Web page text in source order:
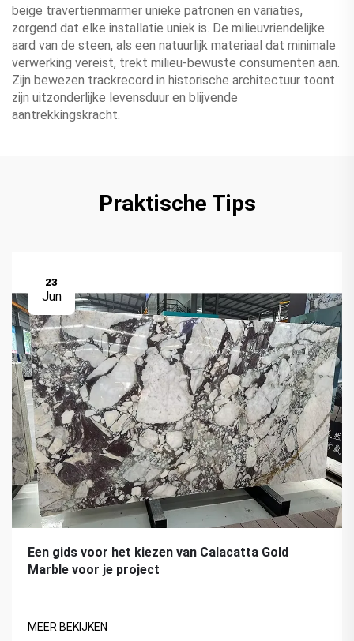
beige travertienmarmer unieke patronen en variaties,
zorgend dat elke installatie uniek is. De milieuvriendelijke
aard van de steen, als een natuurlijk materiaal dat minimale
verwerking vereist, trekt milieu-bewuste consumenten aan.
Zijn bewezen trackrecord in historische architectuur toont
zijn uitzonderlijke levensduur en blijvende
aantrekkingskracht.
Praktische Tips
23
Jun
Een gids voor het kiezen van Calacatta Gold
Marble voor je project
MEER BEKIJKEN